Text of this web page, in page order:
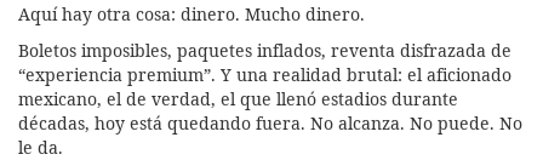
Aquí hay otra cosa: dinero. Mucho dinero.
Boletos imposibles, paquetes inflados, reventa disfrazada de
“experiencia premium”. Y una realidad brutal: el aficionado
mexicano, el de verdad, el que llenó estadios durante
décadas, hoy está quedando fuera. No alcanza. No puede. No
le da.